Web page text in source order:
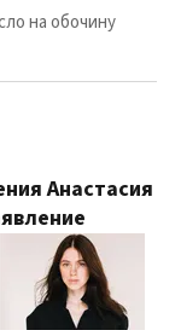
на обочину
Анастасия